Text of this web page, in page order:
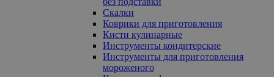
Скалки
Коврики для приготовления
Кисти кулинарные
Инструменты кондитерские
Инструменты для приготовления
мороженого